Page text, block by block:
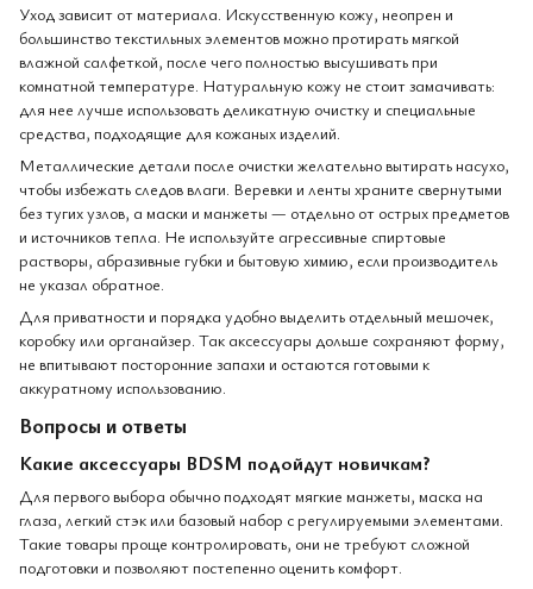
Уход зависит от материала. Искусственную кожу, неопрен и
большинство текстильных элементов можно протирать мягкой
влажной салфеткой, после чего полностью высушивать при
комнатной температуре. Натуральную кожу не стоит замачивать:
для нее лучше использовать деликатную очистку и специальные
средства, подходящие для кожаных изделий.
Металлические детали после очистки желательно вытирать насухо,
чтобы избежать следов влаги. Веревки и ленты храните свернутыми
без тугих узлов, а маски и манжеты — отдельно от острых предметов
и источников тепла. Не используйте агрессивные спиртовые
растворы, абразивные губки и бытовую химию, если производитель
не указал обратное.
Для приватности и порядка удобно выделить отдельный мешочек,
коробку или органайзер. Так аксессуары дольше сохраняют форму,
не впитывают посторонние запахи и остаются готовыми к
аккуратному использованию.
Вопросы и ответы
Какие аксессуары BDSM подойдут новичкам?
Для первого выбора обычно подходят мягкие манжеты, маска на
глаза, легкий стэк или базовый набор с регулируемыми элементами.
Такие товары проще контролировать, они не требуют сложной
подготовки и позволяют постепенно оценить комфорт.